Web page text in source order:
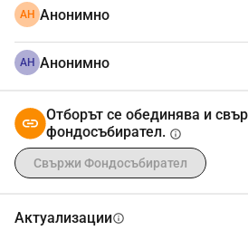
се препоръчва) да
https://
projecten-op-rij/sportmogelijkheden-
armoede
АН Анонимно
АН Анонимно
Отборът се обединява и
фондосъбирател. info
Свържи Фондосъбирател
Актуализацииinfo